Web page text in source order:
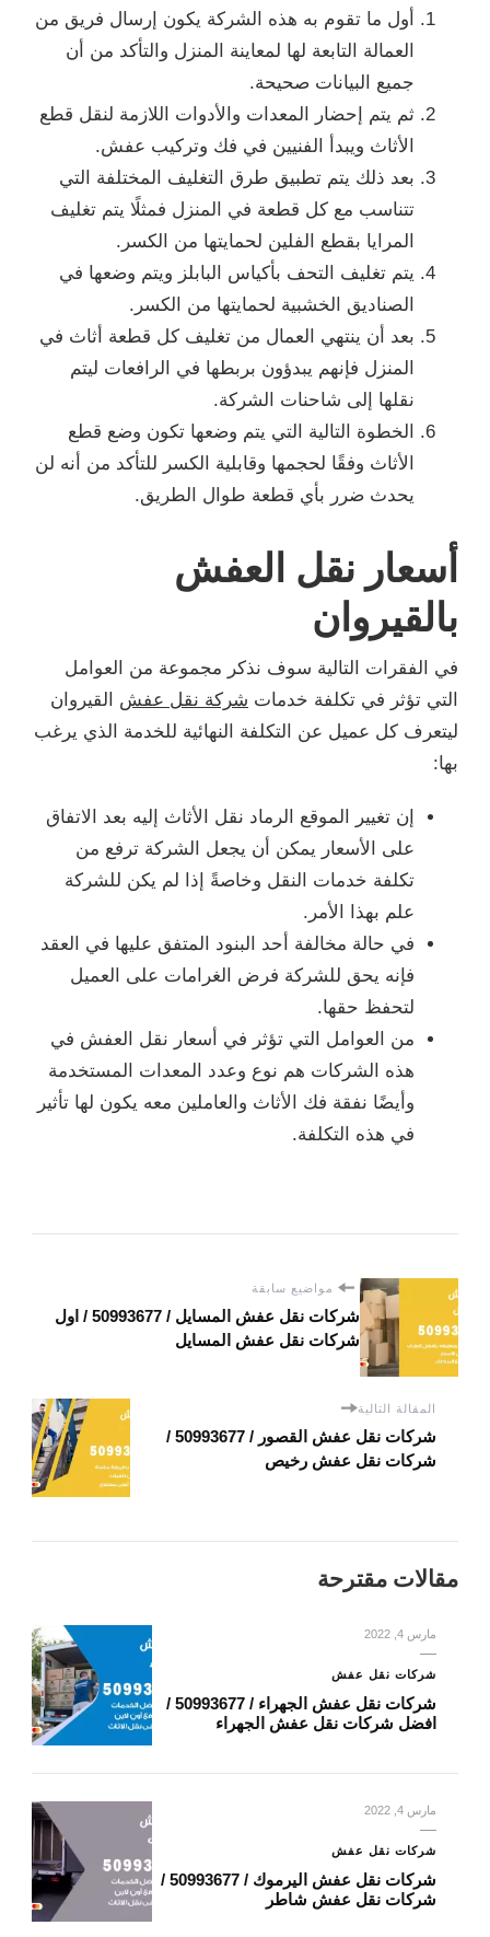
أول ما تقوم به هذه الشركة يكون إرسال فريق من
العمالة التابعة لها لمعاينة المنزل والتأكد من أن
جميع البيانات صحيحة.
ثم يتم إحضار المعدات والأدوات اللازمة لنقل قطع
الأثاث ويبدأ الفنيين في فك وتركيب عفش.
بعد ذلك يتم تطبيق طرق التغليف المختلفة التي
تتناسب مع كل قطعة في المنزل فمثلًا يتم تغليف
المرايا بقطع الفلين لحمايتها من الكسر.
يتم تغليف التحف بأكياس البابلز ويتم وضعها في
الصناديق الخشبية لحمايتها من الكسر.
بعد أن ينتهي العمال من تغليف كل قطعة أثاث في
المنزل فإنهم يبدؤون بربطها في الرافعات ليتم
نقلها إلى شاحنات الشركة.
الخطوة التالية التي يتم وضعها تكون وضع قطع
الأثاث وفقًا لحجمها وقابلية الكسر للتأكد من أنه لن
يحدث ضرر بأي قطعة طوال الطريق.
أسعار نقل العفش
بالقيروان
في الفقرات التالية سوف نذكر مجموعة من العوامل
التي تؤثر في تكلفة خدمات شركة نقل عفش القيروان
ليتعرف كل عميل عن التكلفة النهائية للخدمة الذي يرغب
بها:
إن تغيير الموقع الرماد نقل الأثاث إليه بعد الاتفاق
على الأسعار يمكن أن يجعل الشركة ترفع من
تكلفة خدمات النقل وخاصةً إذا لم يكن للشركة
علم بهذا الأمر.
في حالة مخالفة أحد البنود المتفق عليها في العقد
فإنه يحق للشركة فرض الغرامات على العميل
لتحفظ حقها.
من العوامل التي تؤثر في أسعار نقل العفش في
هذه الشركات هم نوع وعدد المعدات المستخدمة
وأيضًا نفقة فك الأثاث والعاملين معه يكون لها تأثير
في هذه التكلفة.
مواضيع سابقة
شركات نقل عفش المسايل / 50993677 / اول
شركات نقل عفش المسايل
المقالة التالية
شركات نقل عفش القصور / 50993677 /
شركات نقل عفش رخيص
مقالات مقترحة
مارس 4, 2022
شركات نقل عفش
شركات نقل عفش الجهراء / 50993677 /
افضل شركات نقل عفش الجهراء
مارس 4, 2022
شركات نقل عفش
شركات نقل عفش اليرموك / 50993677 /
شركات نقل عفش شاطر